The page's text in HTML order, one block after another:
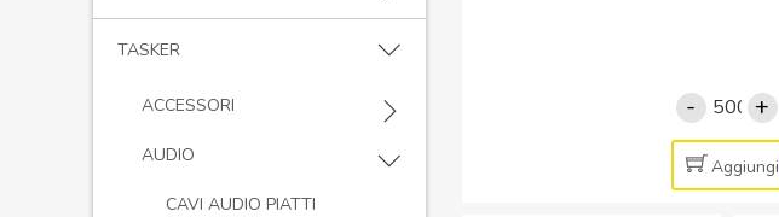
TASKER
ACCESSORI
AUDIO
CAVI AUDIO PIATTI
-
TASKER
CAVO
C100
2x3
+
Aggiungi